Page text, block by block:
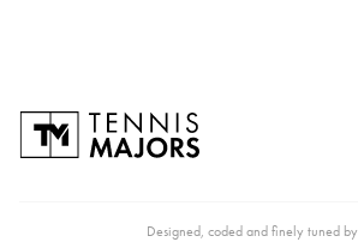
Designed, coded and finely tuned by